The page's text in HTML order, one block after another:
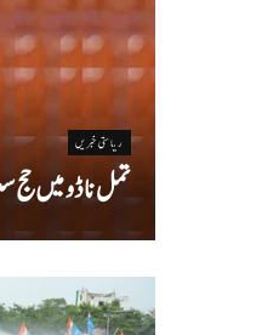
ریاستی خبریں
تمل ناڈو میں